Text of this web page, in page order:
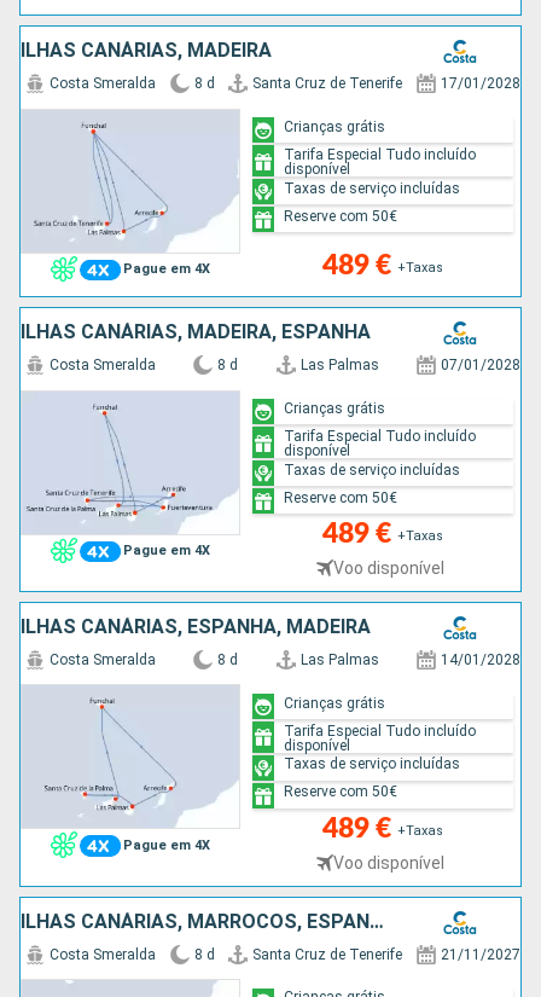
ILHAS CANÁRIAS, MADEIRA
Pague em 4X
Costa Smeralda 8 d Santa Cruz de Tenerife 17/01/2028
489 € +Taxas
Crianças grátis
Tarifa Especial Tudo incluído
disponível
Taxas de serviço incluídas
Reserve com 50€
ILHAS CANÁRIAS, MADEIRA, ESPANHA
Pague em 4X
Costa Smeralda 8 d Las Palmas 07/01/2028
489 € +Taxas
Voo disponível
Crianças grátis
Tarifa Especial Tudo incluído
disponível
Taxas de serviço incluídas
Reserve com 50€
ILHAS CANÁRIAS, ESPANHA, MADEIRA
Pague em 4X
Costa Smeralda 8 d Las Palmas 14/01/2028
489 € +Taxas
Voo disponível
Crianças grátis
Tarifa Especial Tudo incluído
disponível
Taxas de serviço incluídas
Reserve com 50€
ILHAS CANÁRIAS, MARROCOS, ESPANHA
Costa Smeralda 8 d Santa Cruz de Tenerife 21/11/2027